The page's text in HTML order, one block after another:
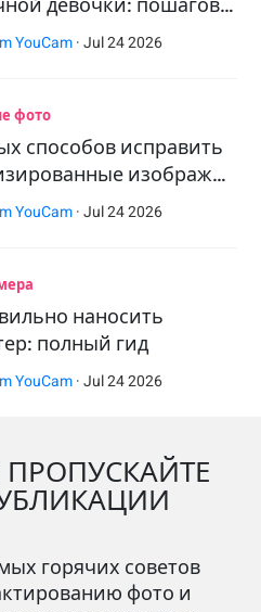
девочки: пошагов…
YouCam ·Jul 24 2026
фото
способов исправить
изображ…
YouCam ·Jul 24 2026
наносить
полный гид
YouCam ·Jul 24 2026
горячих советов
фото и